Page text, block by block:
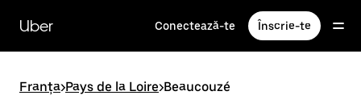
direct
conținutul
principal
Uber Conectează-te Înscrie-te
Franța>Pays de la Loire>Beaucouzé